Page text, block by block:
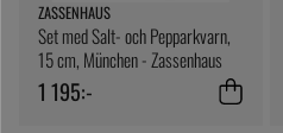
ZASSENHAUS
Set med Salt- och Pepparkvarn,
15 cm, München - Zassenhaus
1 195:-